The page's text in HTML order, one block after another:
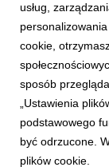
KLIENCI I
Samsung
8 czerwca 2026
Samsung
VML.
usług,
cookie,
sposób
„Ustawienia
podstawowego
być odrzucone.
plików cookie.